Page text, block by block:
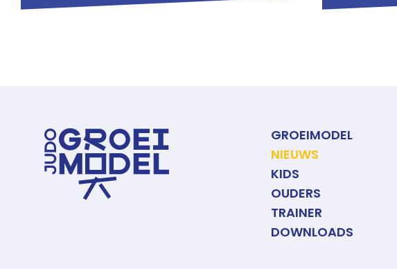
GROEIMODEL
NIEUWS
KIDS
OUDERS
TRAINER
DOWNLOADS